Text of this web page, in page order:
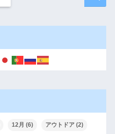
12月 (6) アウトドア(2)